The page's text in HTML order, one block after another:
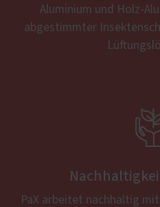
Aluminium und Holz-
abgestimmter
PaX arbeitet nachhaltig